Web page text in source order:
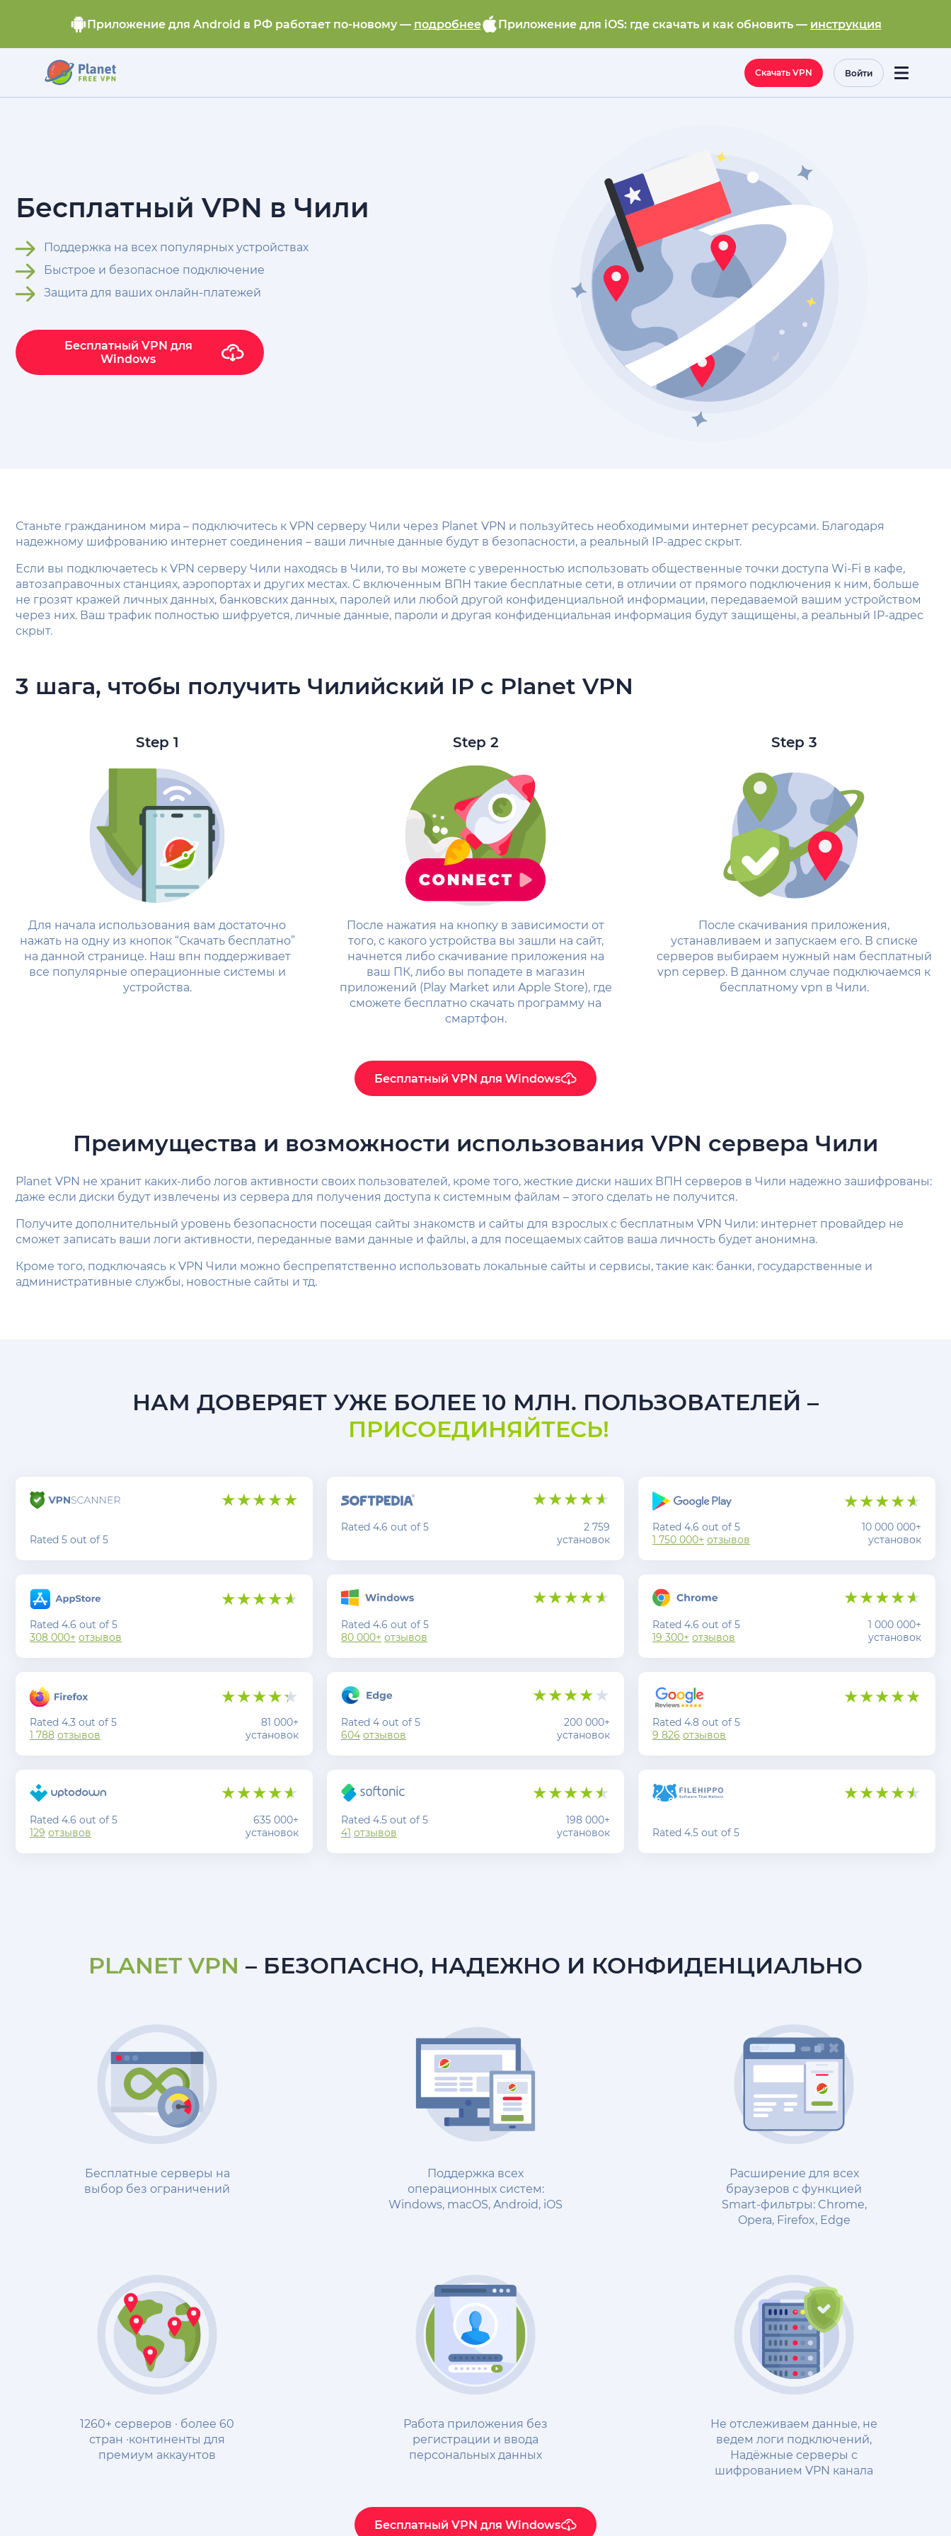
Приложение для Android в РФ работает по-новому — подробнее Приложение для iOS: где скачать и как обновить — инструкция
Скачать VPN Войти
Бесплатный VPN в Чили
Поддержка на всех популярных устройствах
Быстрое и безопасное подключение
Защита для ваших онлайн-платежей
Бесплатный VPN для
Windows
Станьте гражданином мира – подключитесь к VPN серверу Чили через Planet VPN и пользуйтесь необходимыми интернет ресурсами. Благодаря
надежному шифрованию интернет соединения – ваши личные данные будут в безопасности, а реальный IP-адрес скрыт.
Если вы подключаетесь к VPN серверу Чили находясь в Чили, то вы можете с уверенностью использовать общественные точки доступа Wi-Fi в кафе,
автозаправочных станциях, аэропортах и других местах. С включенным ВПН такие бесплатные сети, в отличии от прямого подключения к ним, больше
не грозят кражей личных данных, банковских данных, паролей или любой другой конфиденциальной информации, передаваемой вашим устройством
через них. Ваш трафик полностью шифруется, личные данные, пароли и другая конфиденциальная информация будут защищены, а реальный IP-адрес
скрыт.
3 шага, чтобы получить Чилийский IP с Planet VPN
Step 1
Для начала использования вам достаточно
нажать на одну из кнопок “Скачать бесплатно”
на данной странице. Наш впн поддерживает
все популярные операционные системы и
устройства.
Step 2
После нажатия на кнопку в зависимости от
того, с какого устройства вы зашли на сайт,
начнется либо скачивание приложения на
ваш ПК, либо вы попадете в магазин
приложений (Play Market или Apple Store), где
сможете бесплатно скачать программу на
смартфон.
Step 3
После скачивания приложения,
устанавливаем и запускаем его. В списке
серверов выбираем нужный нам бесплатный
vpn сервер. В данном случае подключаемся к
бесплатному vpn в Чили.
Бесплатный VPN для Windows
Преимущества и возможности использования VPN сервера Чили
Planet VPN не хранит каких-либо логов активности своих пользователей, кроме того, жесткие диски наших ВПН серверов в Чили надежно зашифрованы:
даже если диски будут извлечены из сервера для получения доступа к системным файлам – этого сделать не получится.
Получите дополнительный уровень безопасности посещая сайты знакомств и сайты для взрослых с бесплатным VPN Чили: интернет провайдер не
сможет записать ваши логи активности, переданные вами данные и файлы, а для посещаемых сайтов ваша личность будет анонимна.
Кроме того, подключаясь к VPN Чили можно беспрепятственно использовать локальные сайты и сервисы, такие как: банки, государственные и
административные службы, новостные сайты и тд.
НАМ ДОВЕРЯЕТ УЖЕ БОЛЕЕ 10 МЛН. ПОЛЬЗОВАТЕЛЕЙ –
ПРИСОЕДИНЯЙТЕСЬ!
Rated 5 out of 5
Rated 4.6 out of 5
2 759
установок
Rated 4.6 out of 5
1 750 000+ отзывов
10 000 000+
установок
Rated 4.6 out of 5
308 000+ отзывов
Rated 4.6 out of 5
80 000+ отзывов
Rated 4.6 out of 5
19 300+ отзывов
1 000 000+
установок
Rated 4.3 out of 5
1 788 отзывов
81 000+
установок
Rated 4 out of 5
604 отзывов
200 000+
установок
Rated 4.8 out of 5
9 826 отзывов
Rated 4.6 out of 5
129 отзывов
635 000+
установок
Rated 4.5 out of 5
41 отзывов
198 000+
установок
Rated 4.5 out of 5
PLANET VPN – БЕЗОПАСНО, НАДЕЖНО И КОНФИДЕНЦИАЛЬНО
Бесплатные серверы на
выбор без ограничений
Поддержка всех
операционных систем:
Windows, macOS, Android, iOS
Расширение для всех
браузеров с функцией
Smart-фильтры: Chrome,
Opera, Firefox, Edge
1260+ серверов · более 60
стран ·континенты для
премиум аккаунтов
Работа приложения без
регистрации и ввода
персональных данных
Не отслеживаем данные, не
ведем логи подключений,
Надёжные cерверы с
шифрованием VPN канала
Бесплатный VPN для Windows